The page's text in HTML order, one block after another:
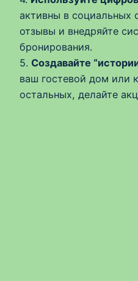
активны в социальных
отзывы и внедряйте
бронирования.
5. Создавайте
ваш гостевой дом или
остальных, делайте